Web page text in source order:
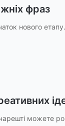
фраз
нового
можете